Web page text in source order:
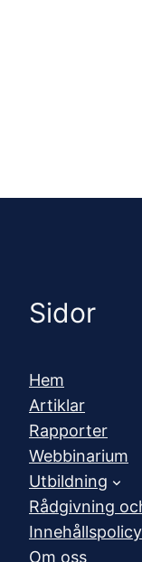
Sidor
Hem
Artiklar
Rapporter
Webbinarium
Utbildning
Rådgivning
Innehållspolicy
Om oss